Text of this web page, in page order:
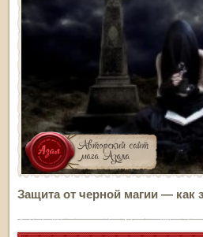
Защита от черной магии — как